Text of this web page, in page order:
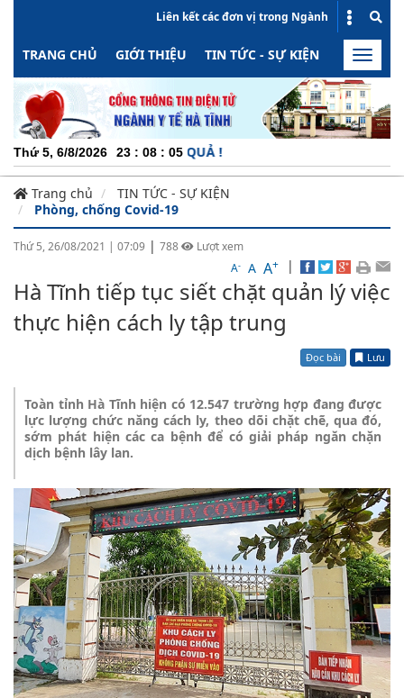
Liên kết các đơn vị trong Ngành
TRANG CHỦ GIỚI THIỆU TIN TỨC - SỰ KIỆN HOẠT
Toggle
Thứ 5, 6/8/2026 23 : 08 : 05
- MINH BẠCH - HIỆU QUẢ !
Trang chủ
TIN TỨC - SỰ KIỆN
Phòng, chống Covid-19
Thứ 5, 26/08/2021 | 07:09 | 788
Lượt xem
A- A A+ |
Hà Tĩnh tiếp tục siết chặt quản lý việc
thực hiện cách ly tập trung
Đọc bài Lưu
Toàn tỉnh Hà Tĩnh hiện có 12.547 trường hợp đang được
lực lượng chức năng cách ly, theo dõi chặt chẽ, qua đó,
sớm phát hiện các ca bệnh để có giải pháp ngăn chặn
dịch bệnh lây lan.